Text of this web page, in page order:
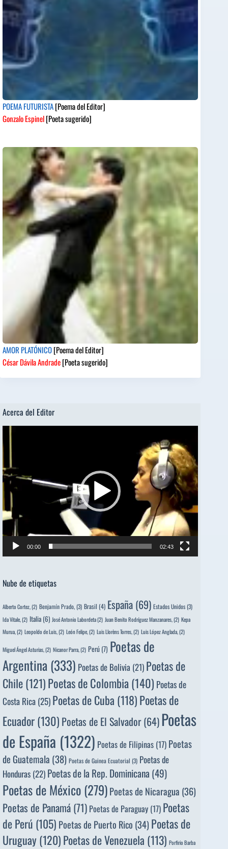
POEMA FUTURISTA[Poema del Editor]
Gonzalo Espinel[Poeta sugerido]
AMOR PLATÓNICO[Poema del Editor]
César Dávila Andrade[Poeta sugerido]
Acerca del Editor
de
vídeo
00:00 02:43
Nube de etiquetas
Alberto Cortez, (2) Benjamín Prado,(3) Brasil (4) España (69) Estados Unidos(3)
Ida Vitale, (2) Italia (6) José Antonio Labordeta(2) Juan Benito Rodríguez Manzanares, (2) Kepa
Murua, (2) Leopoldo de Luis, (2) León Felipe, (2) Luis Llorèns Torres, (2) Luis López Anglada, (2)
Miguel Ángel Asturias, (2) Nicanor Parra, (2) Perú (7) Poetas de
Argentina (333) Poetas de Bolivia (21) Poetas de
Chile(121)Poetas de Colombia(140) Poetas de
Costa Rica(25)Poetas de Cuba (118)Poetas de
Ecuador(130) Poetas de El Salvador(64)Poetas
de España (1322) Poetas de Filipinas (17) Poetas
de Guatemala (38) Poetas de Guinea Ecuatorial (3) Poetas de
Honduras (22) Poetas de la Rep. Dominicana (49)
Poetas de México(279)Poetas de Nicaragua (36)
Poetas de Panamá (71) Poetas de Paraguay (17) Poetas
de Perú (105) Poetas de Puerto Rico (34) Poetas de
Uruguay(120)Poetas de Venezuela (113) Porfirio Barba